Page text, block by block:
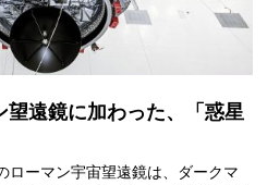
望遠鏡に加わった、「惑星
ローマン宇宙望遠鏡は、ダークマ